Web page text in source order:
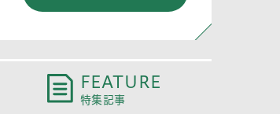
FEATURE
特集記事